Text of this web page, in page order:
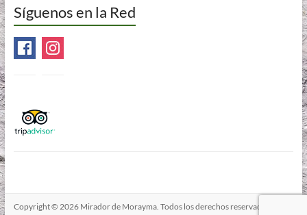
Síguenos en la Red
Copyright © 2026 Mirador de Morayma . Todos los derechos reservados. Tema